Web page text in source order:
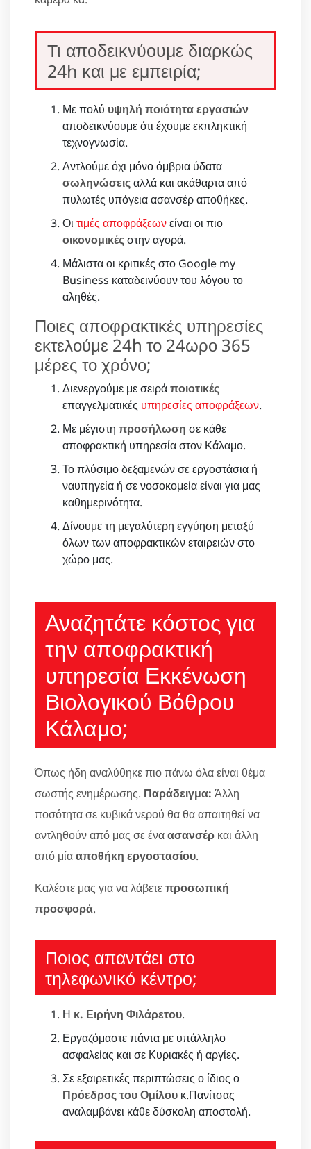
Τι αποδεικνύουμε διαρκώς
24h και με εμπειρία;
Με πολύ υψηλή ποιότητα εργασιών
αποδεικνύουμε ότι έχουμε εκπληκτική
τεχνογνωσία.
Αντλούμε όχι μόνο όμβρια ύδατα
σωληνώσειςαλλά και ακάθαρτα από
πυλωτές υπόγεια ασανσέρ αποθήκες.
Οι τιμές αποφράξεωνείναι οι πιο
οικονομικέςστην αγορά.
Μάλιστα οι κριτικές στο Google my
Business καταδεινύουν του λόγου το
αληθές.
Ποιες αποφρακτικές υπηρεσίες
εκτελούμε 24h το 24ωρο 365
μέρες το χρόνο;
Διενεργούμε με σειράποιοτικές
επαγγελματικές υπηρεσίες αποφράξεων.
Με μέγιστη προσήλωση σε κάθε
αποφρακτική υπηρεσία στον Κάλαμο.
Το πλύσιμο δεξαμενών σε εργοστάσια ή
ναυπηγεία ή σε νοσοκομεία είναι για μας
καθημερινότητα.
Δίνουμε τη μεγαλύτερη εγγύηση μεταξύ
όλων των αποφρακτικών εταιρειών στο
χώρο μας.
Αναζητάτε κόστος για
την αποφρακτική
υπηρεσία Εκκένωση
Βιολογικού Βόθρου
Κάλαμο;
Όπως ήδη αναλύθηκε πιο πάνω όλα είναι θέμα
σωστής ενημέρωσης. Παράδειγμα: Άλλη
ποσότητα σε κυβικά νερού θα θα απαιτηθεί να
αντληθούν από μας σε έναασανσέρ και άλλη
από μίααποθήκη εργοστασίου.
Καλέστε μας για να λάβετεπροσωπική
προσφορά.
Ποιος απαντάει στο
τηλεφωνικό κέντρο;
Η κ. Ειρήνη Φιλάρετου.
Εργαζόμαστε πάντα με υπάλληλο
ασφαλείας και σε Κυριακές ή αργίες.
Σε εξαιρετικές περιπτώσεις ο ίδιος ο
Πρόεδρος του Ομίλου κ.Πανίτσας
αναλαμβάνει κάθε δύσκολη αποστολή.